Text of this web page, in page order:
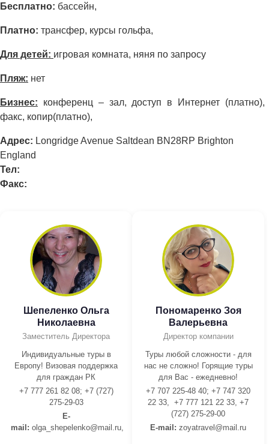
Бесплатно: бассейн,
Платно: трансфер, курсы гольфа,
Для детей: игровая комната, няня по запросу
Пляж: нет
Бизнес: конференц – зал, доступ в Интернет (платно),
факс, копир(платно),
Адрес: Longridge Avenue Saltdean BN28RP Brighton
England
Тел:
Факс:
Шепеленко Ольга
Николаевна
Заместитель Директора
Индивидуальные туры в
Европу! Визовая поддержка
для граждан РК
+7 777 261 82 08; +7 (727)
275-29-03
E-
mail: olga_shepelenko@mail.ru,
Пономаренко Зоя
Валерьевна
Директор компании
Туры любой сложности - для
нас не сложно! Горящие туры
для Вас - ежедневно!
+7 707 225-48 40; +7 747 320
22 33, +7 777 121 22 33, +7
(727) 275-29-00
E-mail: zoyatravel@mail.ru